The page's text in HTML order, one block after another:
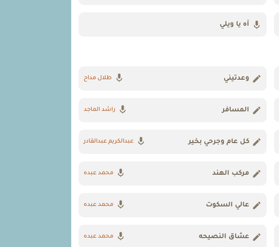
آه يا ويلي
وعدتيني طلال مداح
المسافر راشد الماجد
كل عام وجرحي بخير عبدالكريم عبدالقادر
مركب الهند محمد عبده
عالي السكوت محمد عبده
عشاق النصيحه محمد عبده